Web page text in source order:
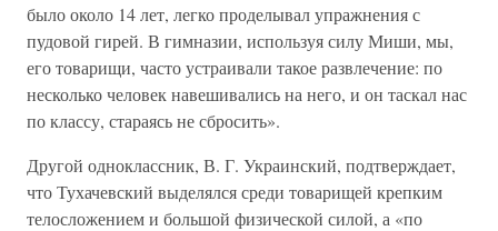
было около 14 лет, легко проделывал упражнения с
пудовой гирей. В гимназии, используя силу Миши, мы,
его товарищи, часто устраивали такое развлечение: по
несколько человек навешивались на него, и он таскал нас
по классу, стараясь не сбросить».
Другой одноклассник, В. Г. Украинский, подтверждает,
что Тухачевский выделялся среди товарищей крепким
телосложением и большой физической силой, а «по